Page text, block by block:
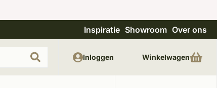
Meer dan 20 jaar ervaring
Inspiratie Showroom Over ons
Inloggen Winkelwagen